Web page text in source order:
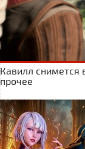
Кавилл снимется
прочее